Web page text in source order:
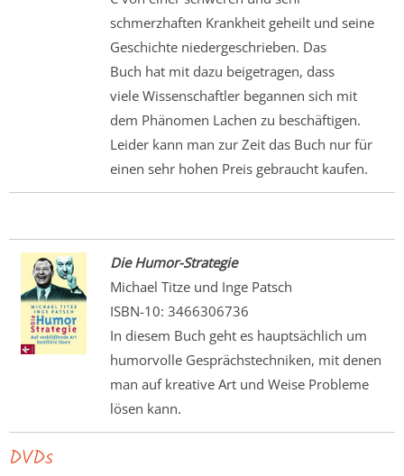
schmerzhaften Krankheit geheilt und seine
Geschichte niedergeschrieben. Das
Buch hat mit dazu beigetragen, dass
viele Wissenschaftler begannen sich mit
dem Phänomen Lachen zu beschäftigen.
Leider kann man zur Zeit das Buch nur für
einen sehr hohen Preis gebraucht kaufen.
Die Humor-Strategie
Michael Titze und Inge Patsch
ISBN-10: 3466306736
In diesem Buch geht es hauptsächlich um
humorvolle Gesprächstechniken, mit denen
man auf kreative Art und Weise Probleme
lösen kann.
DVDs